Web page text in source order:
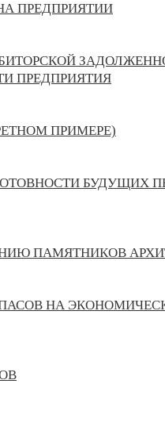
ПРЕДПРИЯТИИ
ПРЕДПРИЯТИЯ
ПРИМЕРЕ)
БУДУЩИХ
ПАМЯТНИКОВ
НА